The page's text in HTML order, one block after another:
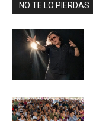
NO TE LO PIERDAS